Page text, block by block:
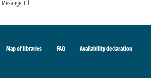
Mésange, Lili
Map of libraries FAQ Availability declaration